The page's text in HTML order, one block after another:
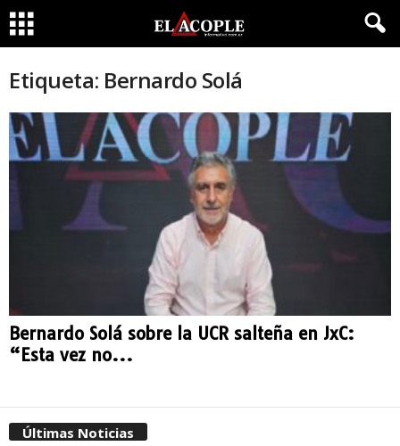
Etiqueta: Bernardo Solá
Bernardo Solá sobre la UCR salteña en JxC:
“Esta vez no...
Últimas Noticias